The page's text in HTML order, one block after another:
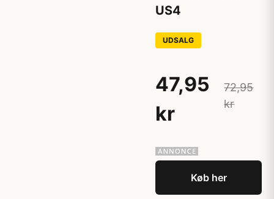
US4
UDSALG
47,95
kr
72,95
kr
Køb her